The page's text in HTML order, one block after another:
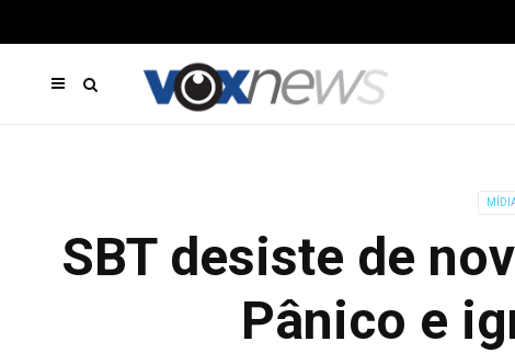
SBT desiste de
Pânico e